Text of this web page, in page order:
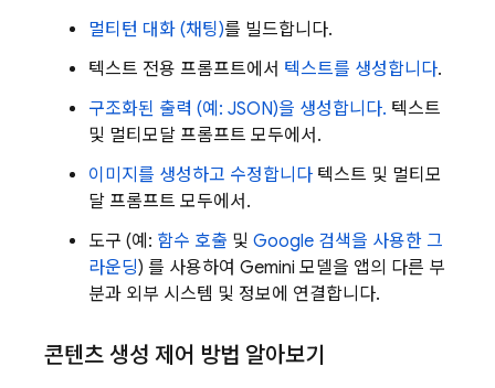
멀티턴 대화 (채팅)를 빌드합니다.
텍스트 전용 프롬프트에서 텍스트를 생성합니다.
구조화된 출력 (예: JSON)을 생성합니다. 텍스트
및 멀티모달 프롬프트 모두에서.
이미지를 생성하고 수정합니다 텍스트 및 멀티모
달 프롬프트 모두에서.
도구 (예: 함수 호출 및 Google 검색을 사용한 그
라운딩) 를 사용하여 Gemini 모델을 앱의 다른 부
분과 외부 시스템 및 정보에 연결합니다.
콘텐츠 생성 제어 방법 알아보기